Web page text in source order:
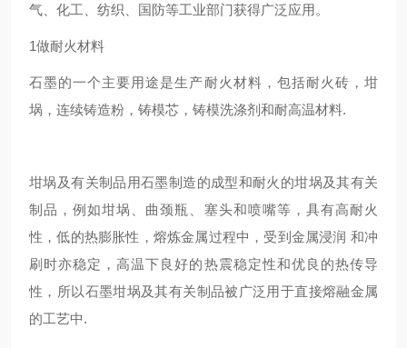
气、化工、纺织、国防等工业部门获得广泛应用。
1做耐火材料
石墨的一个主要用途是生产耐火材料，包括耐火砖，坩
埚，连续铸造粉，铸模芯，铸模洗涤剂和耐高温材料.
坩埚及有关制品用石墨制造的成型和耐火的坩埚及其有关
制品，例如坩埚、曲颈瓶、塞头和喷嘴等，具有高耐火
性，低的热膨胀性，熔炼金属过程中，受到金属浸润 和冲
刷时亦稳定，高温下良好的热震稳定性和优良的热传导
性，所以石墨坩埚及其有关制品被广泛用于直接熔融金属
的工艺中.